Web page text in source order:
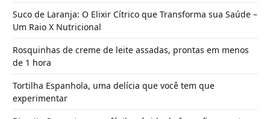
Suco de Laranja: O Elixir Cítrico que Transforma sua Saúde –
Um Raio X Nutricional
Rosquinhas de creme de leite assadas, prontas em menos
de 1 hora
Tortilha Espanhola, uma delícia que você tem que
experimentar